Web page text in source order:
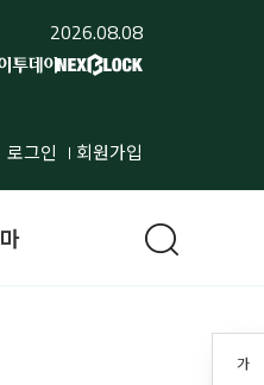
2026.08.08
로그인 회원가입
가